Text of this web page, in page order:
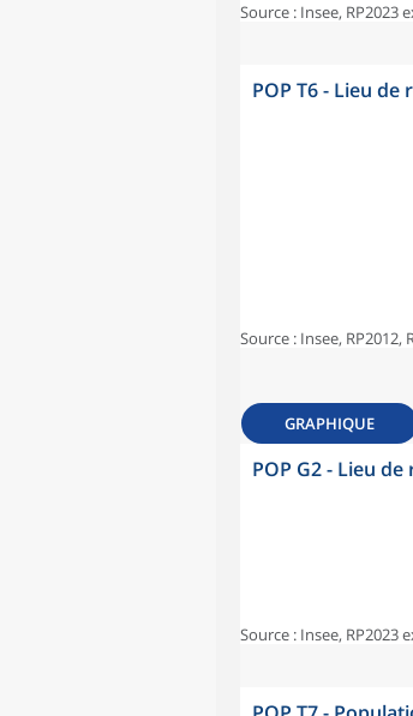
Source : Insee,
POP T6 - Lieu
Source : Insee,
GRAPHIQUE
POP G2 - Lieu
Source : Insee,